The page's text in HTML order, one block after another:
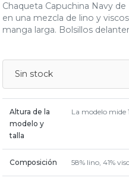
Chaqueta Capuchina Navy
en una mezcla de lino y
manga larga. Bolsillos
Sin stock
Altura de la
modelo y
talla
La modelo mide
Composición 58% lino, 41%